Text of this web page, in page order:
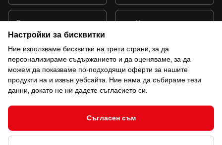
Видове и цена за транспорт Начини на плащане
Система за лоялни клиенти Монтаж и поддръжка
Рекламации и гаранция
Настройки за бисквитки
Ние използваме бисквитки на трети страни, за да
персонализираме съдържанието и да оценяваме, за да
можем да показваме по-подходящи оферти за нашите
продукти на и извън уебсайта. Ние няма да събираме тези
данни, докато не ни дадете съгласието си.
Съгласен съм